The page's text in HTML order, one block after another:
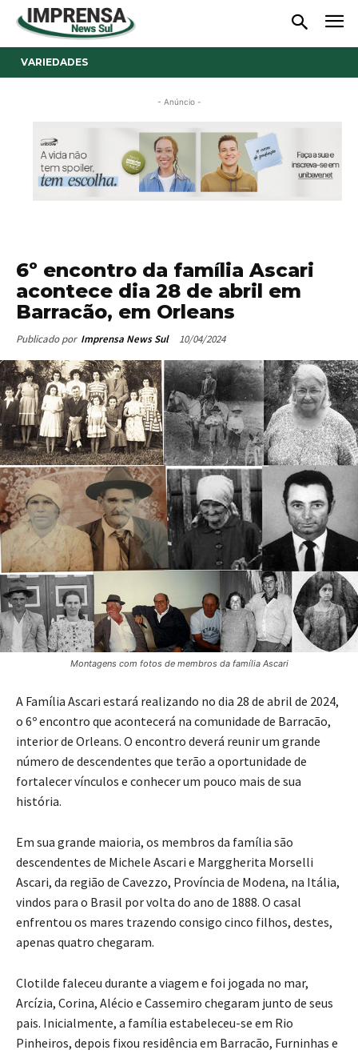
VARIEDADES
- Anúncio -
6º encontro da família Ascari
acontece dia 28 de abril em
Barracão, em Orleans
Publicado por Imprensa News Sul 10/04/2024
Montagens com fotos de membros da família Ascari
A Família Ascari estará realizando no dia 28 de abril de 2024,
o 6º encontro que acontecerá na comunidade de Barracão,
interior de Orleans. O encontro deverá reunir um grande
número de descendentes que terão a oportunidade de
fortalecer vínculos e conhecer um pouco mais de sua
história.
Em sua grande maioria, os membros da família são
descendentes de Michele Ascari e Marggherita Morselli
Ascari, da região de Cavezzo, Província de Modena, na Itália,
vindos para o Brasil por volta do ano de 1888. O casal
enfrentou os mares trazendo consigo cinco filhos, destes,
apenas quatro chegaram.
Clotilde faleceu durante a viagem e foi jogada no mar,
Arcízia, Corina, Alécio e Cassemiro chegaram junto de seus
pais. Inicialmente, a família estabeleceu-se em Rio
Pinheiros, depois fixou residência em Barracão, Furninhas e